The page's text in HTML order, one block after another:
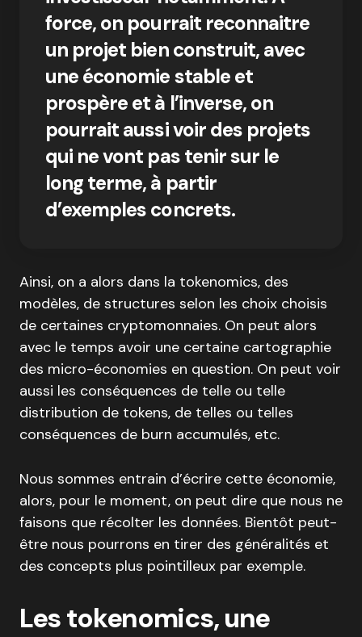
force, on pourrait reconnaitre
un projet bien construit, avec
une économie stable et
prospère et à l’inverse, on
pourrait aussi voir des projets
qui ne vont pas tenir sur le
long terme, à partir
d’exemples concrets.
Ainsi, on a alors dans la tokenomics, des
modèles, de structures selon les choix choisis
de certaines cryptomonnaies. On peut alors
avec le temps avoir une certaine cartographie
des micro-économies en question. On peut voir
aussi les conséquences de telle ou telle
distribution de tokens, de telles ou telles
conséquences de burn accumulés, etc.
Nous sommes entrain d’écrire cette économie,
alors, pour le moment, on peut dire que nous ne
faisons que récolter les données. Bientôt peut-
être nous pourrons en tirer des généralités et
des concepts plus pointilleux par exemple.
Les tokenomics, une